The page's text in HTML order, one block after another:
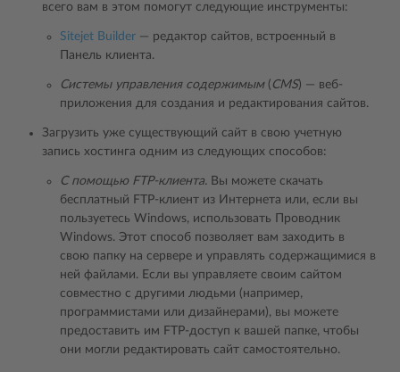
всего вам в этом помогут следующие инструменты:
Sitejet Builder ― редактор сайтов, встроенный в
Панель клиента.
Системы управления содержимым( CMS) ― веб-
приложения для создания и редактирования сайтов.
Загрузить уже существующий сайт в свою учетную
запись хостинга одним из следующих способов:
С помощью FTP-клиента. Вы можете скачать
бесплатный FTP-клиент из Интернета или, если вы
пользуетесь Windows, использовать Проводник
Windows. Этот способ позволяет вам заходить в
свою папку на сервере и управлять содержащимися в
ней файлами. Если вы управляете своим сайтом
совместно с другими людьми (например,
программистами или дизайнерами), вы можете
предоставить им FTP-доступ к вашей папке, чтобы
они могли редактировать сайт самостоятельно.